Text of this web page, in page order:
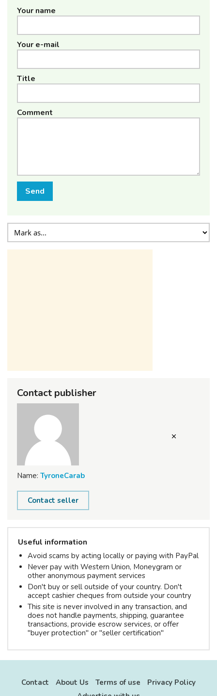
Your name
Your e-mail
Title
Comment
Send
Contact publisher
Name: TyroneCarab
Contact seller
Useful information
Avoid scams by acting locally or paying with PayPal
Never pay with Western Union, Moneygram or
other anonymous payment services
Don't buy or sell outside of your country. Don't
accept cashier cheques from outside your country
This site is never involved in any transaction, and
does not handle payments, shipping, guarantee
transactions, provide escrow services, or offer
"buyer protection" or "seller certification"
Contact About Us Terms of use
Privacy Policy